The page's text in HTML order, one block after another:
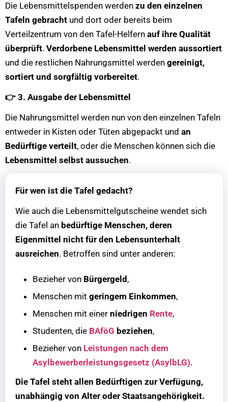
Die Lebensmittelspenden werden zu den einzelnen
Tafeln gebracht und dort oder bereits beim
Verteilzentrum von den Tafel-Helfern auf ihre Qualität
überprüft. Verdorbene Lebensmittel werden aussortiert
und die restlichen Nahrungsmittel werden gereinigt,
sortiert und sorgfältig vorbereitet.
👉 3. Ausgabe der Lebensmittel
Die Nahrungsmittel werden nun von den einzelnen Tafeln
entweder in Kisten oder Tüten abgepackt und an
Bedürftige verteilt, oder die Menschen können sich die
Lebensmittel selbst aussuchen.
Für wen ist die Tafel gedacht?
Wie auch die Lebensmittelgutscheine wendet sich
die Tafel an bedürftige Menschen, deren
Eigenmittel nicht für den Lebensunterhalt
ausreichen. Betroffen sind unter anderen:
Bezieher von Bürgergeld ,
Menschen mit geringem Einkommen,
Menschen mit einer niedrigen Rente,
Studenten, die BAföG beziehen,
Bezieher von Leistungen nach dem
Asylbewerberleistungsgesetz (AsylbLG).
Die Tafel steht allen Bedürftigen zur Verfügung,
unabhängig von Alter oder Staatsangehörigkeit.